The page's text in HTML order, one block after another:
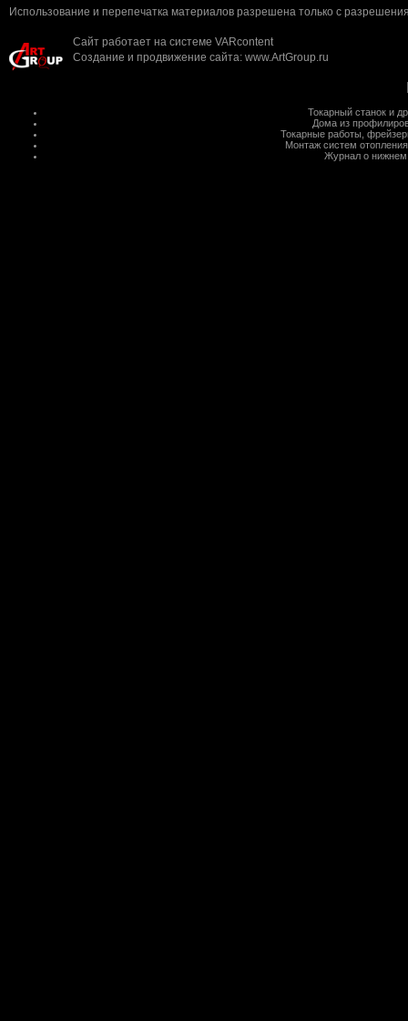
Использование и перепечатка материалов разрешена только с
Сайт работает на системе VARcontent
Создание и продвижение сайта: www.ArtGroup.ru
Токарный станок и
Дома из
Токарные работы
Монтаж систем отопления
Журнал о нижнем